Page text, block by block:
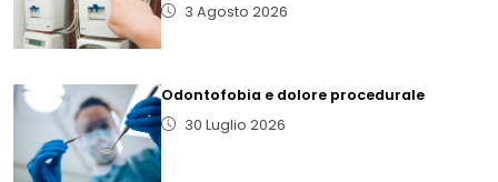
3 Agosto 2026
Odontofobia e dolore procedurale
30 Luglio 2026